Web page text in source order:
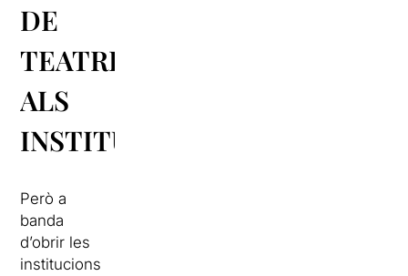
DE
TEATRE
ALS
INSTITUTS
Però a
banda
d’obrir les
institucions